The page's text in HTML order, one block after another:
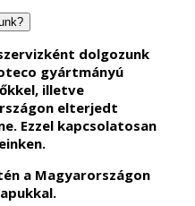
dolgozunk
gyártmányú
illetve
elterjedt
Ezzel kapcsolatosan
a Magyarországon